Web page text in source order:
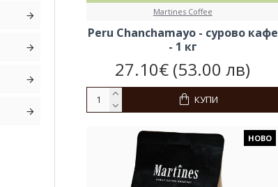
Martines Coffee
Peru Chanchamayo - сурово кафе
- 1 кг
27.10€ (53.00 лв)
КУПИ
НОВО